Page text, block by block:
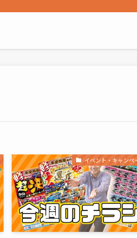
イベント・キャンペ